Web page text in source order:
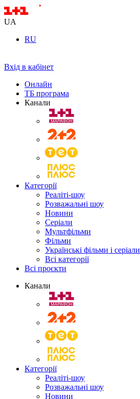
UA
RU
Вхід в кабінет
Онлайн
ТБ програма
Канали
Категорії
Реаліті-шоу
Розважальні шоу
Новини
Серіали
Мультфільми
Фільми
Українські фільми і серіали
Всі категорії
Всі проєкти
Канали
Категорії
Реаліті-шоу
Розважальні шоу
Новини